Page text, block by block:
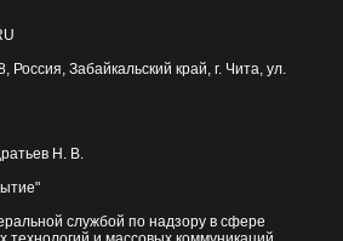
, Россия, Забайкальский край, г. Чита, ул.
Н. В.
службой по надзору в сфере